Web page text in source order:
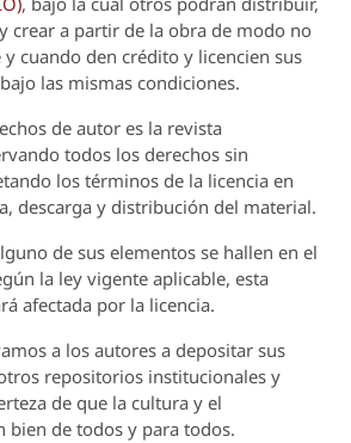
crear a partir de la obra de modo no
cuando den crédito y licencien sus
las mismas condiciones.
de autor es la revista
todos los derechos sin
los términos de la licencia en
descarga y distribución del material.
de sus elementos se hallen en el
la ley vigente aplicable, esta
afectada por la licencia.
a los autores a depositar sus
repositorios institucionales y
de que la cultura y el
bien de todos y para todos.